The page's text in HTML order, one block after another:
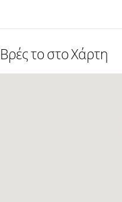
Βρές το στο Χάρτη